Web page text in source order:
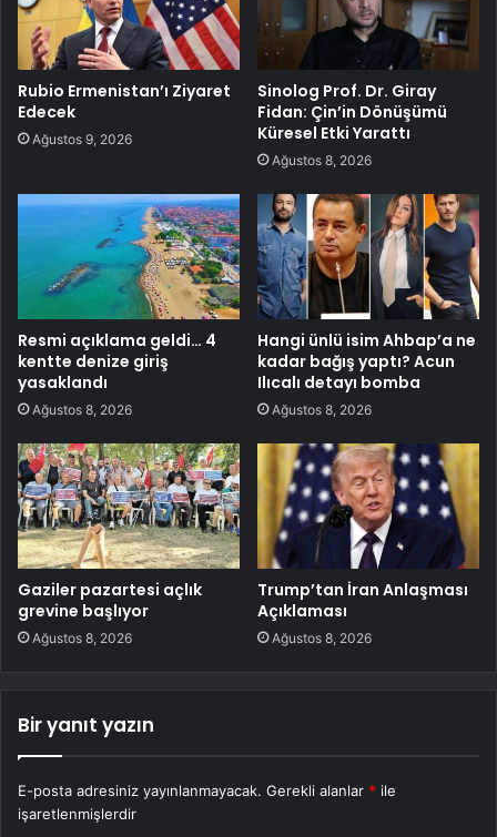
Rubio Ermenistan’ı Ziyaret
Edecek
Ağustos 9, 2026
Sinolog Prof. Dr. Giray
Fidan: Çin’in Dönüşümü
Küresel Etki Yarattı
Ağustos 8, 2026
Resmi açıklama geldi… 4
kentte denize giriş
yasaklandı
Ağustos 8, 2026
Hangi ünlü isim Ahbap’a ne
kadar bağış yaptı? Acun
Ilıcalı detayı bomba
Ağustos 8, 2026
Gaziler pazartesi açlık
grevine başlıyor
Ağustos 8, 2026
Trump’tan İran Anlaşması
Açıklaması
Ağustos 8, 2026
Bir yanıt yazın
E-posta adresiniz yayınlanmayacak. Gerekli alanlar * ile
işaretlenmişlerdir